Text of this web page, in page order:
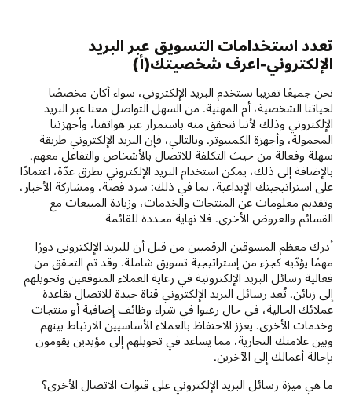
تعدد استخدامات التسويق عبر البريد
الإلكتروني-اعرف شخصيتك(أ)
نحن جميعًا تقريبا نستخدم البريد الإلكتروني، سواء أكان مخصصًا
لحياتنا الشخصية، أم المهنية. من السهل التواصل معنا عبر البريد
الإلكتروني وذلك لأننا نتحقق منه باستمرار عبر هواتفنا، وأجهزتنا
المحمولة، وأجهزة الكمبيوتر. وبالتالي، فإن البريد الإلكتروني طريقة
سهلة وفعالة من حيث التكلفة للاتصال بالأشخاص والتفاعل معهم.
بالإضافة إلى ذلك، يمكن استخدام البريد الإلكتروني بطرق عدّة، اعتمادًا
على استراتيجيتك الإبداعية، بما في ذلك: سرد قصة، ومشاركة الأخبار،
وتقديم معلومات عن المنتجات والخدمات، وزيادة المبيعات مع
القسائم والعروض الأخرى. فلا نهاية محددة للقائمة
أدرك معظم المسوقين الرقميين من قبل أن للبريد الإلكتروني دورًا
مهمًا يؤدّيه كجزء من إستراتيجية تسويق شاملة. وقد تم التحقق من
فعالية رسائل البريد الإلكترونية في رعاية العملاء المتوقعين وتحويلهم
إلى زبائن. تُعد رسائل البريد الإلكتروني قناة جيدة للاتصال بقاعدة
عملائك الحالية، في حال رغبوا في شراء وظائف إضافية أو منتجات
وخدمات الأخرى. يعزز الاحتفاظ بالعملاء الأساسيين الارتباط بينهم
وبين علامتك التجارية، مما يساعد في تحويلهم إلى مؤيدين يقومون
بإحالة أعمالك إلى الآخرين.
ما هي ميزة رسائل البريد الإلكتروني على قنوات الاتصال الأخرى؟